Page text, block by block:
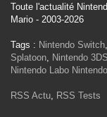
Toute l'actualité
Mario - 2003-2026
Tags : Nintendo Switch,
Splatoon, Nintendo 3DS
Nintendo Labo
RSS Actu, RSS Tests